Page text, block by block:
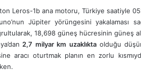
Leros-1b ana motoru, Türkiye saatiyle
Jüpiter yörüngesini
18,698 güneş hücresinin güneş
2,7 milyar km uzaklıktaolduğu
aracı oturtmak planın en zorlu